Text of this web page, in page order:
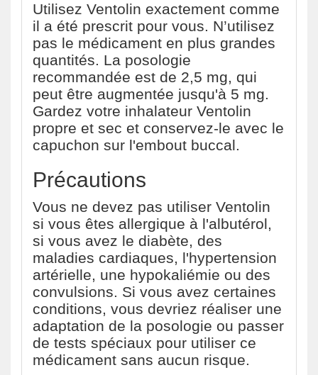
Utilisez Ventolin exactement comme
il a été prescrit pour vous. N’utilisez
pas le médicament en plus grandes
quantités. La posologie
recommandée est de 2,5 mg, qui
peut être augmentée jusqu'à 5 mg.
Gardez votre inhalateur Ventolin
propre et sec et conservez-le avec le
capuchon sur l'embout buccal.
Précautions
Vous ne devez pas utiliser Ventolin
si vous êtes allergique à l'albutérol,
si vous avez le diabète, des
maladies cardiaques, l'hypertension
artérielle, une hypokaliémie ou des
convulsions. Si vous avez certaines
conditions, vous devriez réaliser une
adaptation de la posologie ou passer
de tests spéciaux pour utiliser ce
médicament sans aucun risque.